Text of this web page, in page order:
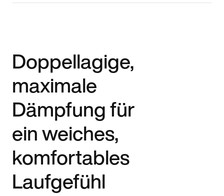
Doppellagige,
maximale
Dämpfung für
ein weiches,
komfortables
Laufgefühl